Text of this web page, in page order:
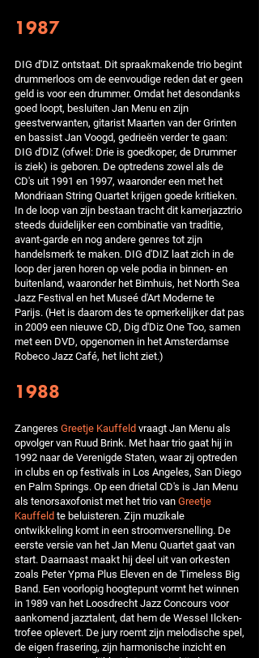
1987
DIG d'DIZ ontstaat. Dit spraakmakende trio begint
drummerloos om de eenvoudige reden dat er geen
geld is voor een drummer. Omdat het desondanks
goed loopt, besluiten Jan Menu en zijn
geestverwanten, gitarist Maarten van der Grinten
en bassist Jan Voogd, gedrieën verder te gaan:
DIG d'DIZ (ofwel: Drie is goedkoper, de Drummer
is ziek) is geboren. De optredens zowel als de
CD's uit 1991 en 1997, waaronder een met het
Mondriaan String Quartet krijgen goede kritieken.
In de loop van zijn bestaan tracht dit kamerjazztrio
steeds duidelijker een combinatie van traditie,
avant-garde en nog andere genres tot zijn
handelsmerk te maken. DIG d'DIZ laat zich in de
loop der jaren horen op vele podia in binnen- en
buitenland, waaronder het Bimhuis, het North Sea
Jazz Festival en het Museé d'Art Moderne te
Parijs. (Het is daarom des te opmerkelijker dat pas
in 2009 een nieuwe CD, Dig d'Diz One Too, samen
met een DVD, opgenomen in het Amsterdamse
Robeco Jazz Café, het licht ziet.)
1988
Zangeres Greetje Kauffeldvraagt Jan Menu als
opvolger van Ruud Brink. Met haar trio gaat hij in
1992 naar de Verenigde Staten, waar zij optreden
in clubs en op festivals in Los Angeles, San Diego
en Palm Springs. Op een drietal CD's is Jan Menu
als tenorsaxofonist met het trio vanGreetje
Kauffeldte beluisteren. Zijn muzikale
ontwikkeling komt in een stroomversnelling. De
eerste versie van het Jan Menu Quartet gaat van
start. Daarnaast maakt hij deel uit van orkesten
zoals Peter Ypma Plus Eleven en de Timeless Big
Band. Een voorlopig hoogtepunt vormt het winnen
in 1989 van het Loosdrecht Jazz Concours voor
aankomend jazztalent, dat hem de Wessel Ilcken-
trofee oplevert. De jury roemt zijn melodische spel,
de eigen frasering, zijn harmonische inzicht en